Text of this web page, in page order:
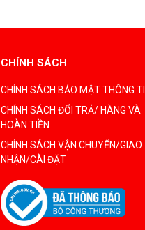
CHÍNH SÁCH
CHÍNH SÁCH BẢO MẬT THÔNG
CHÍNH SÁCH ĐỔI TRẢ/ HÀNG VÀ
HOÀN TIỀN
CHÍNH SÁCH VẬN CHUYỂN/GIAO
NHẬN/CÀI ĐẶT